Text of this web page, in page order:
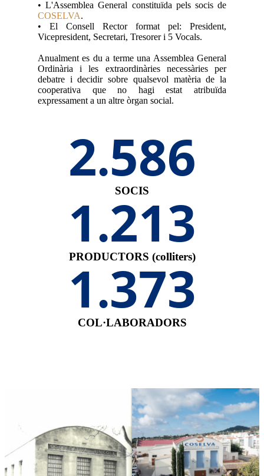
• L'Assemblea General constituïda pels socis de
COSELVA.
• El Consell Rector format pel: President,
Vicepresident, Secretari, Tresorer i 5 Vocals.
Anualment es du a terme una Assemblea General
Ordinària i les extraordinàries necessàries per
debatre i decidir sobre qualsevol matèria de la
cooperativa que no hagi estat atribuïda
expressament a un altre òrgan social.
2.665
SOCIS
1.250
PRODUCTORS (colliters)
1.415
COL·LABORADORS